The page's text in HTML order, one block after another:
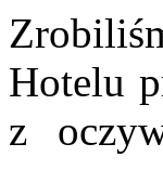
Hotelu
z